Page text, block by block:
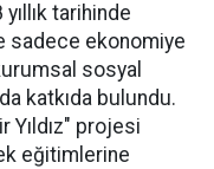
tarihinde
sadece ekonomiye
sosyal
katkıda bulundu.
Yıldız" projesi
eğitimlerine